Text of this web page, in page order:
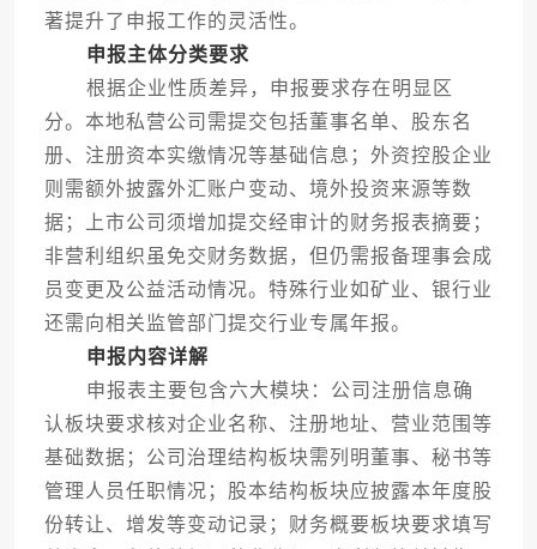
著提升了申报工作的灵活性。
申报主体分类要求
根据企业性质差异，申报要求存在明显区
分。本地私营公司需提交包括董事名单、股东名
册、注册资本实缴情况等基础信息；外资控股企业
则需额外披露外汇账户变动、境外投资来源等数
据；上市公司须增加提交经审计的财务报表摘要；
非营利组织虽免交财务数据，但仍需报备理事会成
员变更及公益活动情况。特殊行业如矿业、银行业
还需向相关监管部门提交行业专属年报。
申报内容详解
申报表主要包含六大模块：公司注册信息确
认板块要求核对企业名称、注册地址、营业范围等
基础数据；公司治理结构板块需列明董事、秘书等
管理人员任职情况；股本结构板块应披露本年度股
份转让、增发等变动记录；财务概要板块要求填写